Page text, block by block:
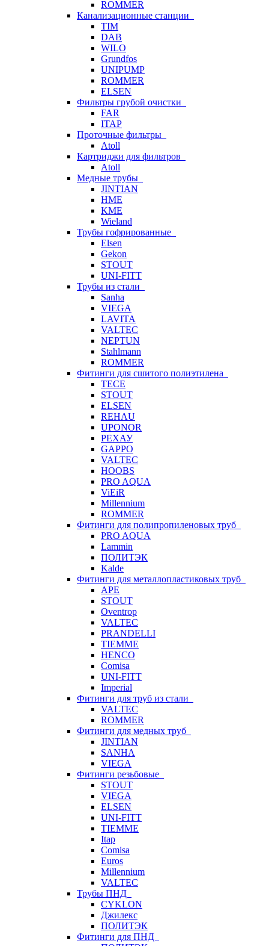
ROMMER
Канализационные станции
TIM
DAB
WILO
Grundfos
UNIPUMP
ROMMER
ELSEN
Фильтры грубой очистки
FAR
ITAP
Проточные фильтры
Atoll
Картриджи для фильтров
Atoll
Медные трубы
JINTIAN
HME
KME
Wieland
Трубы гофрированные
Elsen
Gekon
STOUT
UNI-FITT
Трубы из стали
Sanha
VIEGA
LAVITA
VALTEC
NEPTUN
Stahlmann
ROMMER
Фитинги для сшитого полиэтилена
TECE
STOUT
ELSEN
REHAU
UPONOR
РЕХАУ
GAPPO
VALTEC
HOOBS
PRO AQUA
ViEiR
Millennium
ROMMER
Фитинги для полипропиленовых труб
PRO AQUA
Lammin
ПОЛИТЭК
Kalde
Фитинги для металлопластиковых труб
APE
STOUT
Oventrop
VALTEC
PRANDELLI
TIEMME
HENCO
Comisa
UNI-FITT
Imperial
Фитинги для труб из стали
VALTEC
ROMMER
Фитинги для медных труб
JINTIAN
SANHA
VIEGA
Фитинги резьбовые
STOUT
VIEGA
ELSEN
UNI-FITT
TIEMME
Itap
Comisa
Euros
Millennium
VALTEC
Трубы ПНД
CYKLON
Джилекс
ПОЛИТЭК
Фитинги для ПНД